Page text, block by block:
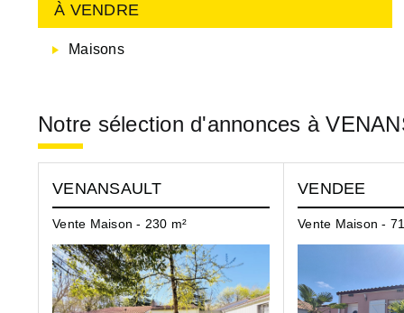
À VENDRE
Maisons
Notre sélection d'annonces à
VENANSAULT
Vente Maison - 230 m²
VENDEE
Vente Maison -